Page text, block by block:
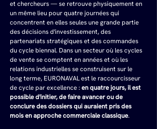
et chercheurs — se retrouve physiquement en
un même lieu pour quatre journées qui
concentrent en elles seules une grande partie
des décisions d'investissement, des
partenariats stratégiques et des commandes
du cycle biennal. Dans un secteur où les cycles
de vente se comptent en années et où les
relations industrielles se construisent sur le
long terme, EURONAVAL est le raccourcisseur
de cycle par excellence : en quatre jours, il est
possible d'initier, de faire avancer ou de
conclure des dossiers qui auraient pris des
mois en approche commerciale classique.